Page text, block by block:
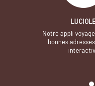
Notre appli
bonnes